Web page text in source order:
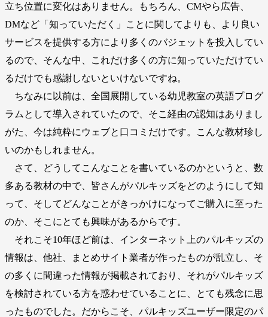
立ち位置に変化はありません。もちろん、CMやら広告、
DMなど「知っていただく」ことに関してよりも、より良い
サービスを提供する方により多くのバジェットを投入してい
るので、そんな中、これだけ多くの方に知っていただけてい
るだけでも感謝しないといけないですね。
ちなみに以前は、全国展開している幼児教室の英語プログ
ラムとして導入されていたので、そこ経由の認知はありまし
がた、今は純粋にウェブと口コミだけです。こんな教材珍し
いのかもしれません。
さて、どうしてこんなことを書いているのかというと、数
多ある教材の中で、皆さんがパルキッズをどのようにして知
って、そしてどんなことがきっかけになってご購入に至った
のか、そこにとても興味があるからです。
それこそ10年ほど前は、インターネット上のパルキッズの
情報は、他社、まとめサイト業者が作ったものが乱立し、そ
の多くに間違った情報が掲載されており、それがパルキッズ
を検討されている方を惑わせていることに、とても残念に思
ったものでした。だからこそ、パルキッズユーザー限定のパ